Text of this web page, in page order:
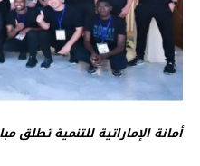
أمانة الإماراتية للتنمية تطلق